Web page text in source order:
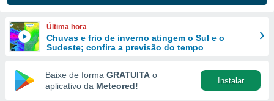
das
e
forma
digital
Última hora
Chuvas e frio de inverno atingem o Sul e o
Sudeste; confira a previsão do tempo
Baixe de forma GRATUITA o
aplicativo da Meteored!
Instalar